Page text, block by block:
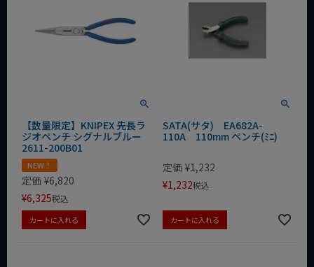
【数量限定】KNIPEX 先長ラ
ジオペンチ シグナルブルー
2611-200B01
NEW！
定価 ¥6,820
¥6,325税込
カートに入れる
SATA(サタ) EA682A-
110A 110mm ペンチ(ﾐﾆ)
定価 ¥1,232
¥1,232税込
カートに入れる